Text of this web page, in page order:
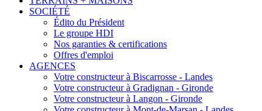
SOCIÉTÉ
Édito du Président
Le groupe HDI
Nos garanties & certifications
Offres d'emploi
AGENCES
Votre constructeur à Biscarrosse - Landes
Votre constructeur à Gradignan - Gironde
Votre constructeur à Langon - Gironde